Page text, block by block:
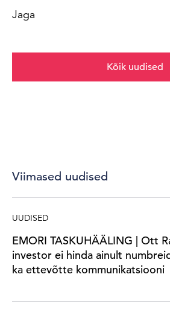
Jaga
Kõik uudised
Viimased uudised
UUDISED
EMORI TASKUHÄÄLING | Ott
investor ei hinda ainult
ka ettevõtte kommunikatsiooni